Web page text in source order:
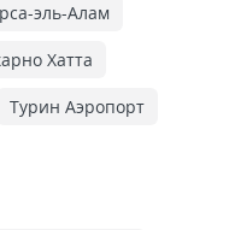
эль-Алам
Хатта
Турин Аэропорт